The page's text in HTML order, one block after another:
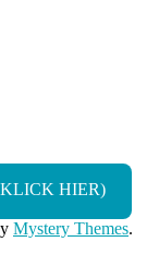
(KLICK HIER)
Mystery Themes.